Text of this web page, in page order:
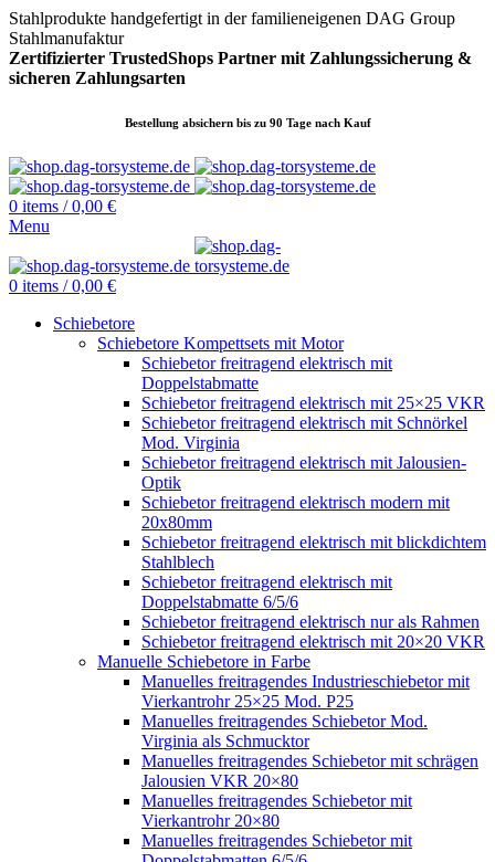
Stahlprodukte handgefertigt in der familieneigenen DAG Group
Stahlmanufaktur
Zertifizierter TrustedShops Partner mit Zahlungssicherung &
sicheren Zahlungsarten
Bestellung absichern bis zu 90 Tage nach Kauf
0 items / 0,00 €
Menu
0 items / 0,00 €
Schiebetore
Schiebetore Kompettsets mit Motor
Schiebetor freitragend elektrisch mit
Doppelstabmatte
Schiebetor freitragend elektrisch mit 25×25 VKR
Schiebetor freitragend elektrisch mit Schnörkel
Mod. Virginia
Schiebetor freitragend elektrisch mit Jalousien-
Optik
Schiebetor freitragend elektrisch modern mit
20x80mm
Schiebetor freitragend elektrisch mit blickdichtem
Stahlblech
Schiebetor freitragend elektrisch mit
Doppelstabmatte 6/5/6
Schiebetor freitragend elektrisch nur als Rahmen
Schiebetor freitragend elektrisch mit 20×20 VKR
Manuelle Schiebetore in Farbe
Manuelles freitragendes Industrieschiebetor mit
Vierkantrohr 25×25 Mod. P25
Manuelles freitragendes Schiebetor Mod.
Virginia als Schmucktor
Manuelles freitragendes Schiebetor mit schrägen
Jalousien VKR 20×80
Manuelles freitragendes Schiebetor mit
Vierkantrohr 20×80
Manuelles freitragendes Schiebetor mit